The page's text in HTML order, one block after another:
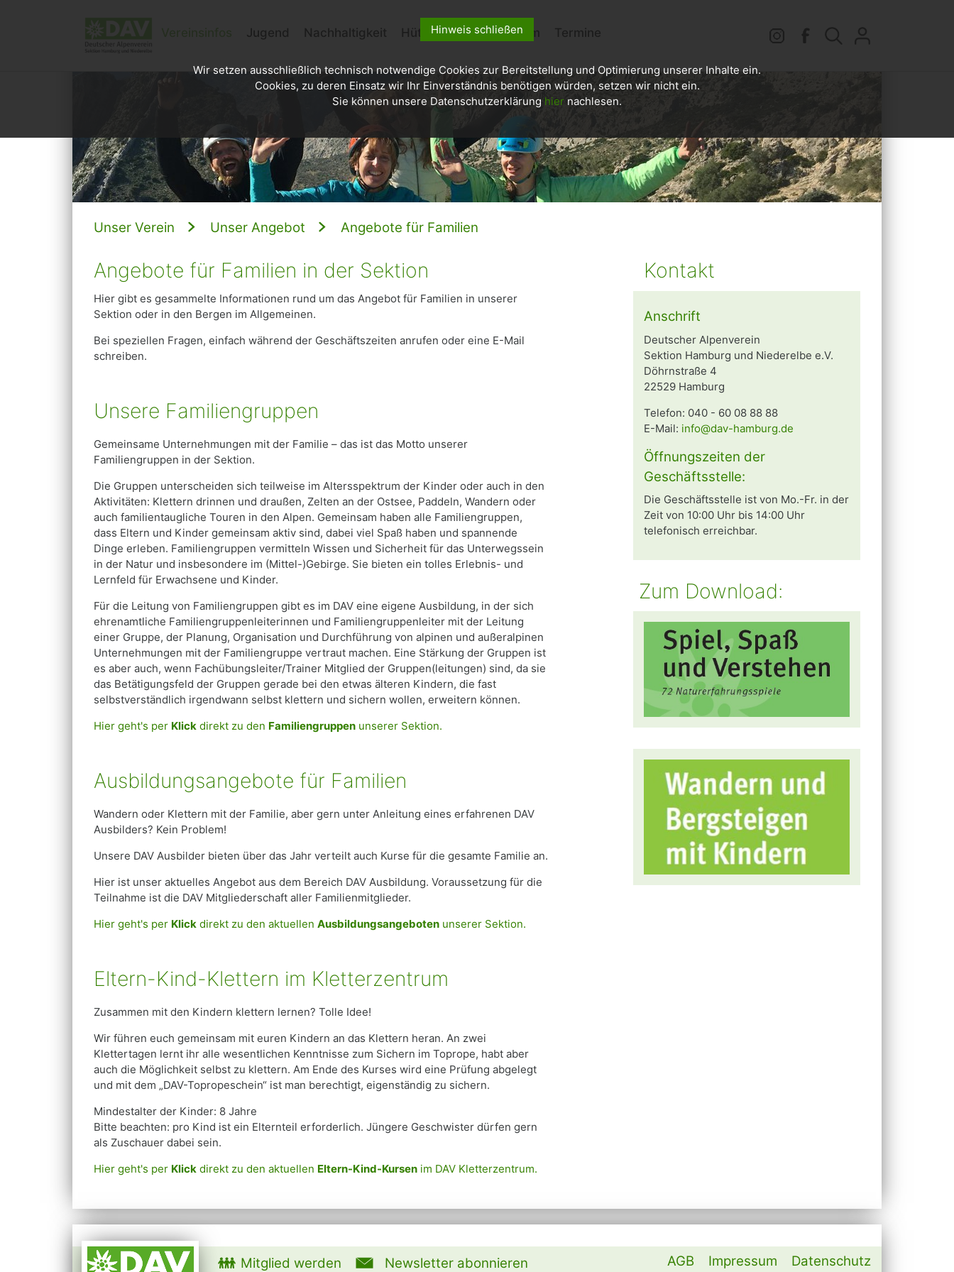
Jugend Nachhaltigkeit Hütten Kletterzentrum Termine
Unser Verein Unser Angebot Angebote für Familien
Angebote für Familien in der Sektion
Hier gibt es gesammelte Informationen rund um das Angebot für Familien in unserer
Sektion oder in den Bergen im Allgemeinen.
Bei speziellen Fragen, einfach während der Geschäftszeiten anrufen oder eine E-Mail
schreiben.
Unsere Familiengruppen
Gemeinsame Unternehmungen mit der Familie – das ist das Motto unserer
Familiengruppen in der Sektion.
Die Gruppen unterscheiden sich teilweise im Altersspektrum der Kinder oder auch in den
Aktivitäten: Klettern drinnen und draußen, Zelten an der Ostsee, Paddeln, Wandern oder
auch familientaugliche Touren in den Alpen. Gemeinsam haben alle Familiengruppen,
dass Eltern und Kinder gemeinsam aktiv sind, dabei viel Spaß haben und spannende
Dinge erleben. Familiengruppen vermitteln Wissen und Sicherheit für das Unterwegssein
in der Natur und insbesondere im (Mittel-)Gebirge. Sie bieten ein tolles Erlebnis- und
Lernfeld für Erwachsene und Kinder.
Für die Leitung von Familiengruppen gibt es im DAV eine eigene Ausbildung, in der sich
ehrenamtliche Familiengruppenleiterinnen und Familiengruppenleiter mit der Leitung
einer Gruppe, der Planung, Organisation und Durchführung von alpinen und außeralpinen
Unternehmungen mit der Familiengruppe vertraut machen. Eine Stärkung der Gruppen ist
es aber auch, wenn Fachübungsleiter/Trainer Mitglied der Gruppen(leitungen) sind, da sie
das Betätigungsfeld der Gruppen gerade bei den etwas älteren Kindern, die fast
selbstverständlich irgendwann selbst klettern und sichern wollen, erweitern können.
Hier geht's per Klick direkt zu den Familiengruppen unserer Sektion.
Ausbildungsangebote für Familien
Wandern oder Klettern mit der Familie, aber gern unter Anleitung eines erfahrenen DAV
Ausbilders? Kein Problem!
Unsere DAV Ausbilder bieten über das Jahr verteilt auch Kurse für die gesamte Familie an.
Hier ist unser aktuelles Angebot aus dem Bereich DAV Ausbildung. Voraussetzung für die
Teilnahme ist die DAV Mitgliederschaft aller Familienmitglieder.
Hier geht's per Klick direkt zu den aktuellen Ausbildungsangeboten unserer Sektion.
Eltern-Kind-Klettern im Kletterzentrum
Zusammen mit den Kindern klettern lernen? Tolle Idee!
Wir führen euch gemeinsam mit euren Kindern an das Klettern heran. An zwei
Klettertagen lernt ihr alle wesentlichen Kenntnisse zum Sichern im Toprope, habt aber
auch die Möglichkeit selbst zu klettern. Am Ende des Kurses wird eine Prüfung abgelegt
und mit dem „DAV-Topropeschein“ ist man berechtigt, eigenständig zu sichern.
Mindestalter der Kinder: 8 Jahre
Bitte beachten: pro Kind ist ein Elternteil erforderlich. Jüngere Geschwister dürfen gern
als Zuschauer dabei sein.
Hier geht's per Klick direkt zu den aktuellen Eltern-Kind-Kursen im DAV Kletterzentrum.
Kontakt
Anschrift
Deutscher Alpenverein
Sektion Hamburg und Niederelbe e.V.
Döhrnstraße 4
22529 Hamburg
Telefon: 040 - 60 08 88 88
E-Mail: info@dav-hamburg.de
Öffnungszeiten der
Geschäftsstelle:
Die Geschäftsstelle ist von Mo.-Fr. in der
Zeit von 10:00 Uhr bis 14:00 Uhr
telefonisch erreichbar.
Zum Download:
Mitglied werden Newsletter abonnieren Datenschutz
Impressum
AGB
Hinweis schließen
Wir setzen ausschließlich technisch notwendige Cookies zur Bereitstellung und Optimierung unserer Inhalte ein.
Cookies, zu deren Einsatz wir Ihr Einverständnis benötigen würden, setzen wir nicht ein.
Sie können unsere Datenschutzerklärung hier nachlesen.